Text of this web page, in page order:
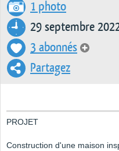
1 photo
29 septembre
3 abonnés
Partagez
PROJET
Construction d'une maison